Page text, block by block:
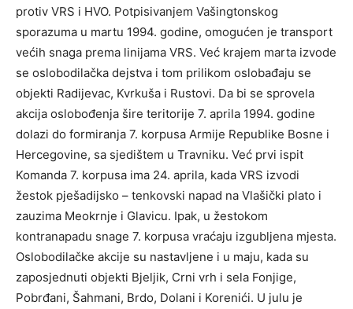
protiv VRS i HVO. Potpisivanjem Vašingtonskog
sporazuma u martu 1994. godine, omogućen je transport
većih snaga prema linijama VRS. Već krajem marta izvode
se oslobodilačka dejstva i tom prilikom oslobađaju se
objekti Radijevac, Kvrkuša i Rustovi. Da bi se sprovela
akcija oslobođenja šire teritorije 7. aprila 1994. godine
dolazi do formiranja 7. korpusa Armije Republike Bosne i
Hercegovine, sa sjedištem u Travniku. Već prvi ispit
Komanda 7. korpusa ima 24. aprila, kada VRS izvodi
žestok pješadijsko – tenkovski napad na Vlašički plato i
zauzima Meokrnje i Glavicu. Ipak, u žestokom
kontranapadu snage 7. korpusa vraćaju izgubljena mjesta.
Oslobodilačke akcije su nastavljene i u maju, kada su
zaposjednuti objekti Bjeljik, Crni vrh i sela Fonjige,
Pobrđani, Šahmani, Brdo, Dolani i Korenići. U julu je